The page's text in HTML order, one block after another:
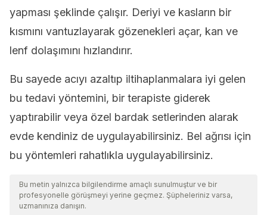
yapması şeklinde çalışır. Deriyi ve kasların bir
kısmını vantuzlayarak gözenekleri açar, kan ve
lenf dolaşımını hızlandırır.
Bu sayede acıyı azaltıp iltihaplanmalara iyi gelen
bu tedavi yöntemini, bir terapiste giderek
yaptırabilir veya özel bardak setlerinden alarak
evde kendiniz de uygulayabilirsiniz. Bel ağrısı için
bu yöntemleri rahatlıkla uygulayabilirsiniz.
Bu metin yalnızca bilgilendirme amaçlı sunulmuştur ve bir
profesyonelle görüşmeyi yerine geçmez. Şüpheleriniz varsa,
uzmanınıza danışın.